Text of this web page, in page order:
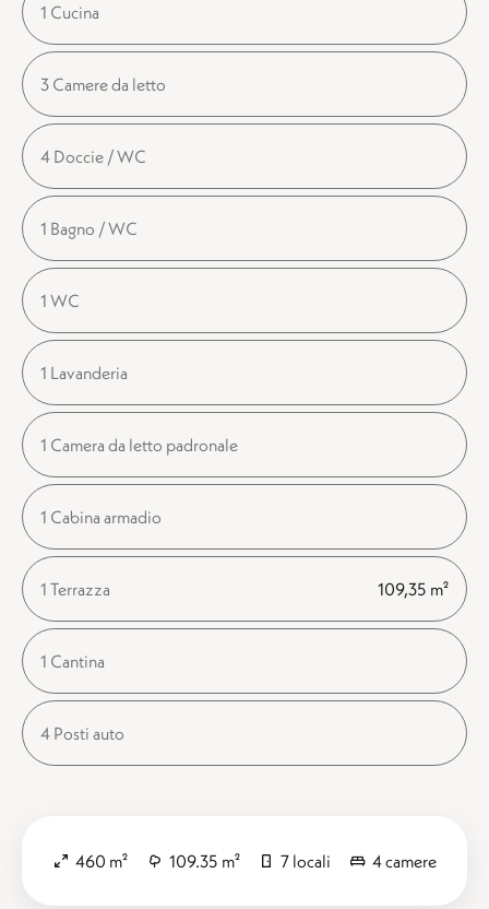
1 Cucina
3 Camere da letto
4 Doccie / WC
1 Bagno / WC
1 WC
1 Lavanderia
1 Camera da letto padronale
1 Cabina armadio
1 Terrazza 109,35 m²
1 Cantina
4 Posti auto
460 m² 109.35 m² 7 locali 4 camere